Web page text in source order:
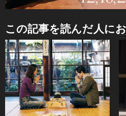
この記事を読んだ人に